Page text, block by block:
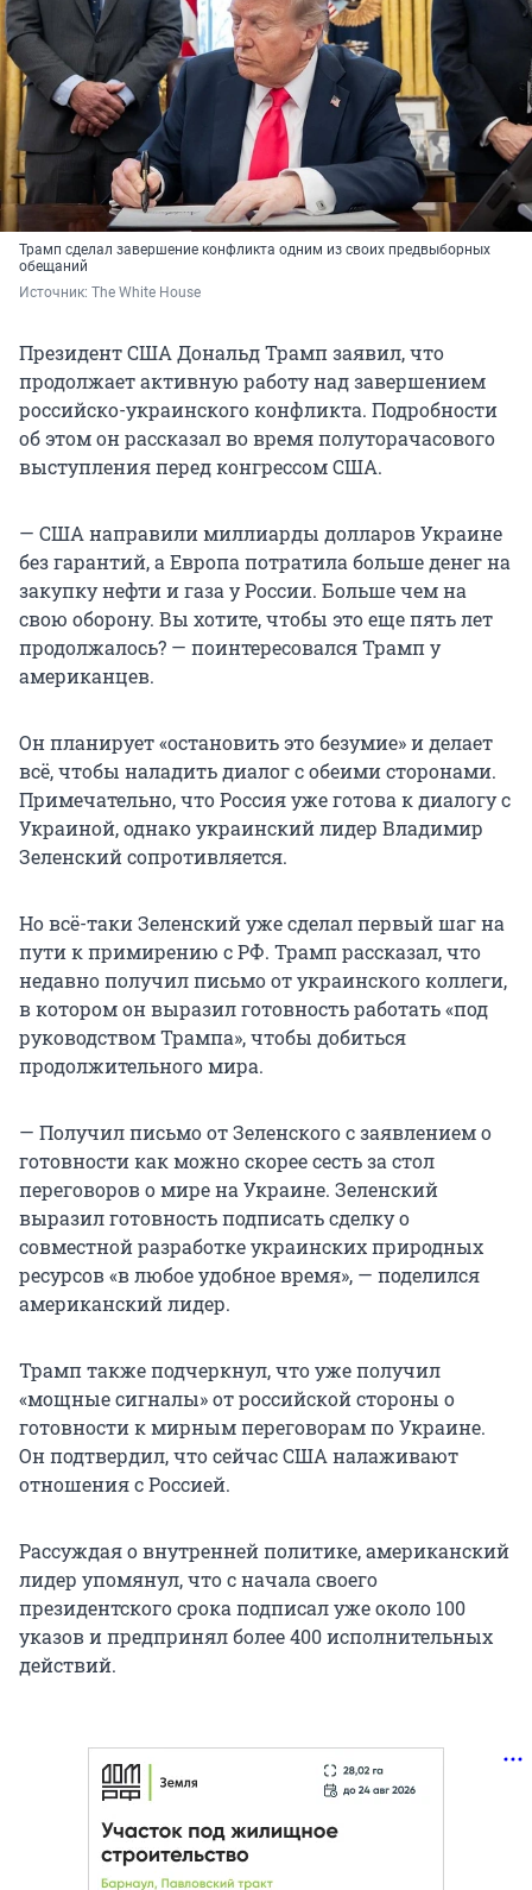
Трамп сделал завершение конфликта одним из своих предвыборных
обещаний
Источник: The White House
Президент США Дональд Трамп заявил, что
продолжает активную работу над завершением
российско-украинского конфликта. Подробности
об этом он рассказал во время полуторачасового
выступления перед конгрессом США.
— США направили миллиарды долларов Украине
без гарантий, а Европа потратила больше денег на
закупку нефти и газа у России. Больше чем на
свою оборону. Вы хотите, чтобы это еще пять лет
продолжалось? — поинтересовался Трамп у
американцев.
Он планирует «остановить это безумие» и делает
всё, чтобы наладить диалог с обеими сторонами.
Примечательно, что Россия уже готова к диалогу с
Украиной, однако украинский лидер Владимир
Зеленский сопротивляется.
Но всё-таки Зеленский уже сделал первый шаг на
пути к примирению с РФ. Трамп рассказал, что
недавно получил письмо от украинского коллеги,
в котором он выразил готовность работать «под
руководством Трампа», чтобы добиться
продолжительного мира.
— Получил письмо от Зеленского с заявлением о
готовности как можно скорее сесть за стол
переговоров о мире на Украине. Зеленский
выразил готовность подписать сделку о
совместной разработке украинских природных
ресурсов «в любое удобное время», — поделился
американский лидер.
Трамп также подчеркнул, что уже получил
«мощные сигналы» от российской стороны о
готовности к мирным переговорам по Украине.
Он подтвердил, что сейчас США налаживают
отношения с Россией.
Рассуждая о внутренней политике, американский
лидер упомянул, что с начала своего
президентского срока подписал уже около 100
указов и предпринял более 400 исполнительных
действий.